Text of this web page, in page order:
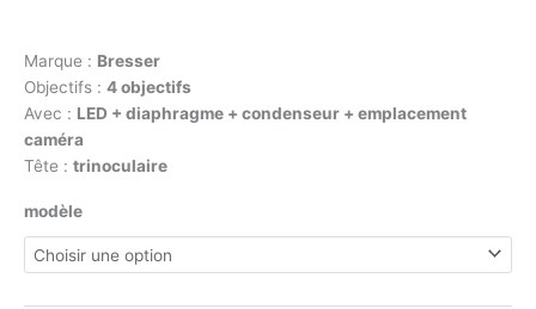
Marque : Bresser
Objectifs : 4 objectifs
Avec : LED + diaphragme + condenseur + emplacement
caméra
Tête : trinoculaire
modèle